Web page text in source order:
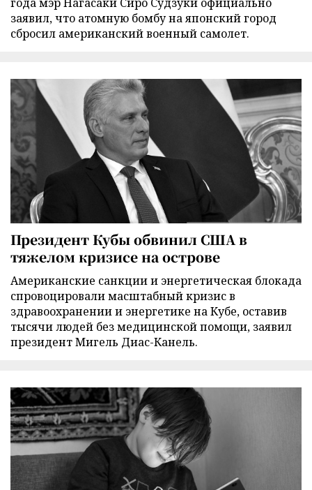
заявил, что атомную бомбу на японский город
сбросил американский военный самолет.
Президент Кубы обвинил США в
тяжелом кризисе на острове
Американские санкции и энергетическая блокада
спровоцировали масштабный кризис в
здравоохранении и энергетике на Кубе, оставив
тысячи людей без медицинской помощи, заявил
президент Мигель Диас-Канель.